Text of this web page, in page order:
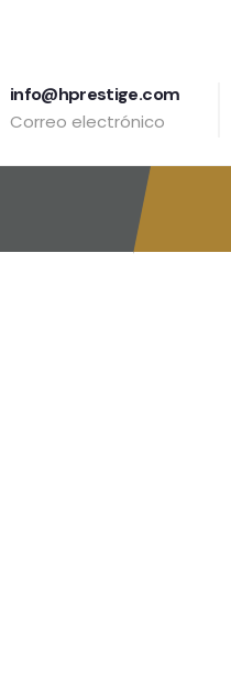
info@hprestige.com
Correo electrónico